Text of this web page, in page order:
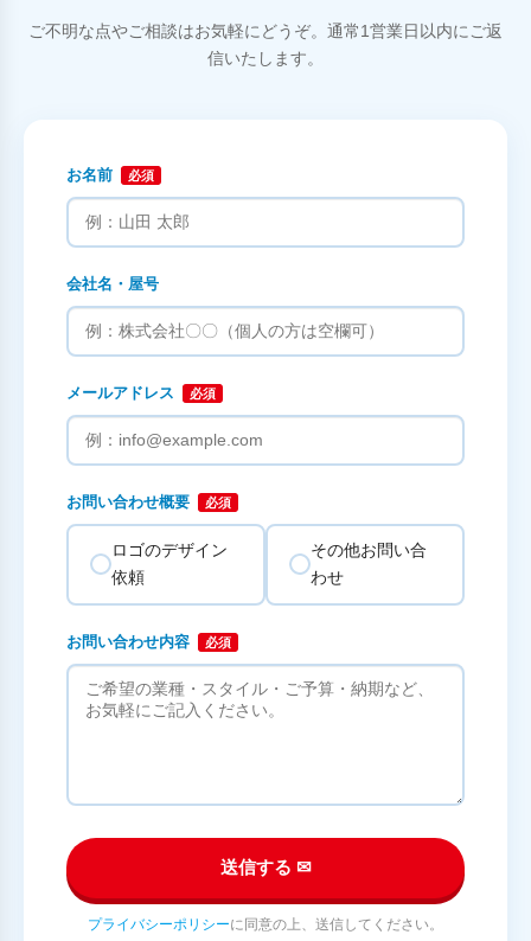
ご不明な点やご相談はお気軽にどうぞ。通常1営業日以内にご返
信いたします。
お名前 必須
会社名・屋号
メールアドレス 必須
お問い合わせ概要 必須
ロゴのデザイン
依頼
その他お問い合
わせ
お問い合わせ内容 必須
送信する ✉
プライバシーポリシーに同意の上、送信してください。